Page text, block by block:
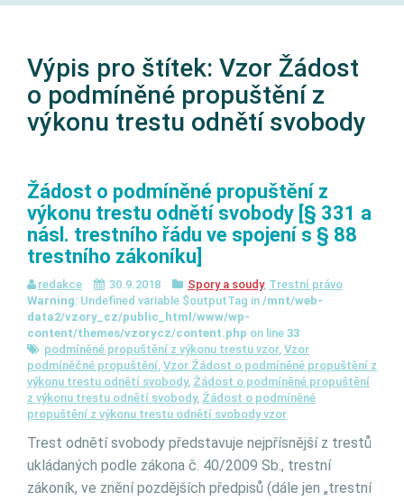
Výpis pro štítek: Vzor Žádost
o podmíněné propuštění z
výkonu trestu odnětí svobody
Žádost o podmíněné propuštění z
výkonu trestu odnětí svobody [§ 331 a
násl. trestního řádu ve spojení s § 88
trestního zákoníku]
redakce 30.9.2018 Spory a soudy, Trestní právo
Warning: Undefined variable $outputTag in /mnt/web-
data2/vzory_cz/public_html/www/wp-
content/themes/vzorycz/content.php on line 33
podmíněné propuštění z výkonu trestu vzor, Vzor
podmíněčné propuštění, Vzor Žádost o podmíněné propuštění z
výkonu trestu odnětí svobody, Žádost o podmíněné propuštění
z výkonu trestu odnětí svobody, Žádost o podmíněné
propuštění z výkonu trestu odnětí svobody vzor
Trest odnětí svobody představuje nejpřísnější z trestů
ukládaných podle zákona č. 40/2009 Sb., trestní
zákoník, ve znění pozdějších předpisů (dále jen „trestní